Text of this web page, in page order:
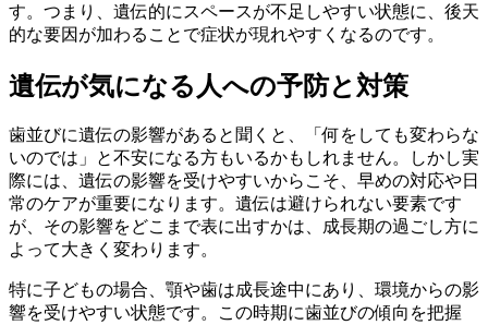
す。つまり、遺伝的にスペースが不足しやすい状態に、後天
的な要因が加わることで症状が現れやすくなるのです。
遺伝が気になる人への予防と対策
歯並びに遺伝の影響があると聞くと、「何をしても変わらな
いのでは」と不安になる方もいるかもしれません。しかし実
際には、遺伝の影響を受けやすいからこそ、早めの対応や日
常のケアが重要になります。遺伝は避けられない要素です
が、その影響をどこまで表に出すかは、成長期の過ごし方に
よって大きく変わります。
特に子どもの場合、顎や歯は成長途中にあり、環境からの影
響を受けやすい状態です。この時期に歯並びの傾向を把握